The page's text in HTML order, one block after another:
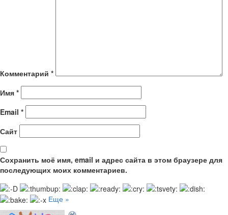
Комментарий *
Имя *
Email *
Сайт
Сохранить моё имя, email и адрес сайта в этом браузере для
последующих моих комментариев.
Еще »